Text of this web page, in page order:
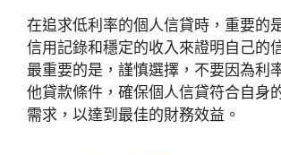
在追求低利率的個人信貸時，重要的
信用記錄和穩定的收入來證明自己的
最重要的是，謹慎選擇，不要因為利
他貸款條件，確保個人信貸符合自身
需求，以達到最佳的財務效益。